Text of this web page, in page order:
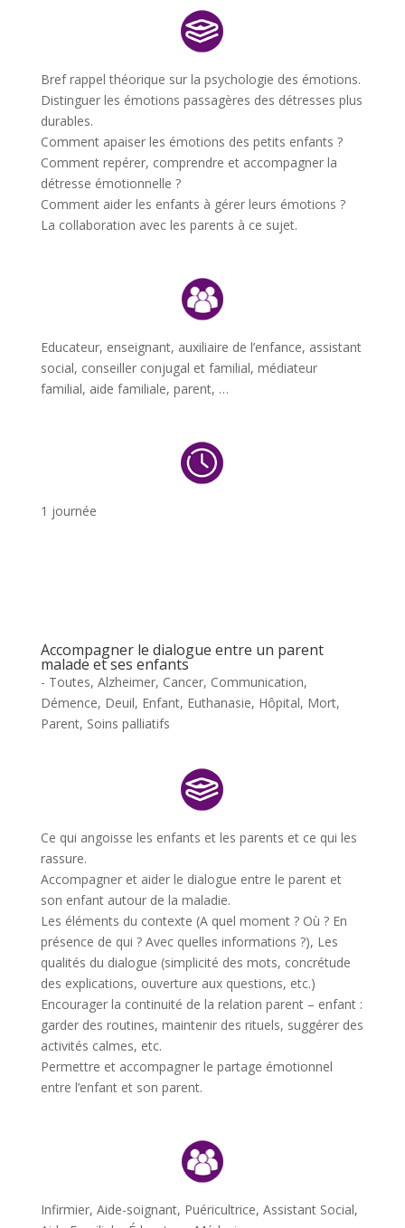
Bref rappel théorique sur la psychologie des émotions.
Distinguer les émotions passagères des détresses plus
durables.
Comment apaiser les émotions des petits enfants ?
Comment repérer, comprendre et accompagner la
détresse émotionnelle ?
Comment aider les enfants à gérer leurs émotions ?
La collaboration avec les parents à ce sujet.
Educateur, enseignant, auxiliaire de l’enfance, assistant
social, conseiller conjugal et familial, médiateur
familial, aide familiale, parent, …
1 journée
Accompagner le dialogue entre un parent
malade et ses enfants
- Toutes, Alzheimer, Cancer, Communication,
Démence, Deuil, Enfant, Euthanasie, Hôpital, Mort,
Parent, Soins palliatifs
Ce qui angoisse les enfants et les parents et ce qui les
rassure.
Accompagner et aider le dialogue entre le parent et
son enfant autour de la maladie.
Les éléments du contexte (A quel moment ? Où ? En
présence de qui ? Avec quelles informations ?), Les
qualités du dialogue (simplicité des mots, concrétude
des explications, ouverture aux questions, etc.)
Encourager la continuité de la relation parent – enfant :
garder des routines, maintenir des rituels, suggérer des
activités calmes, etc.
Permettre et accompagner le partage émotionnel
entre l’enfant et son parent.
Infirmier, Aide-soignant, Puéricultrice, Assistant Social,